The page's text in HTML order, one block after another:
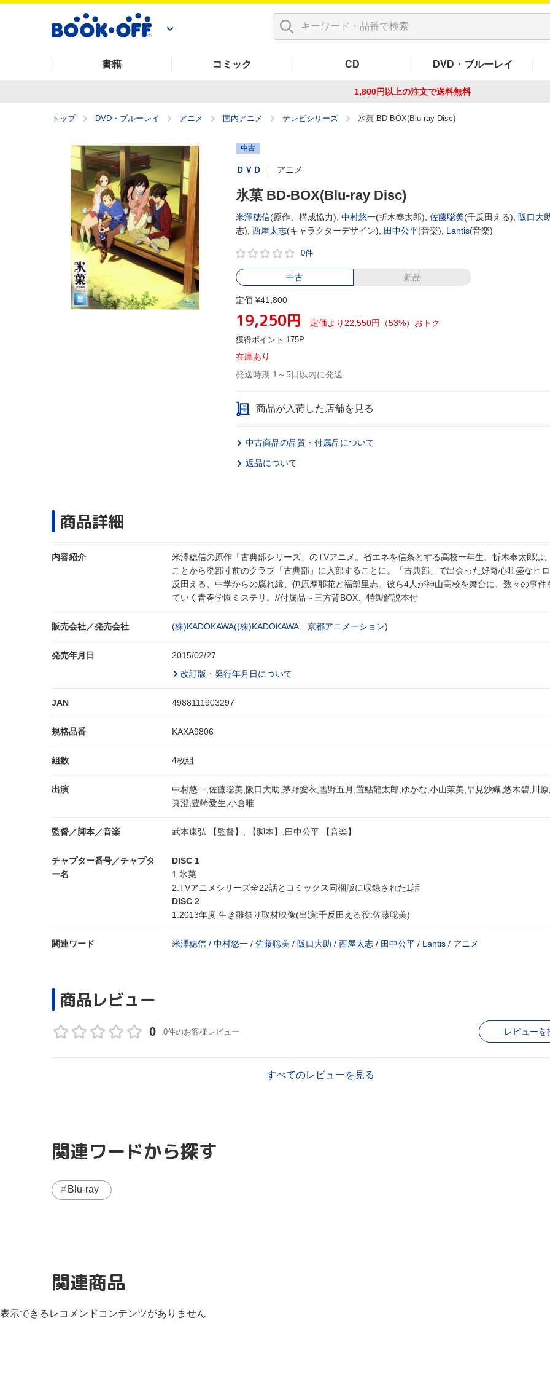
書籍 コミック CD DVD・ブルーレイ
1,800円以上の注文で送料無料
トップ DVD・ブルーレイ アニメ 国内アニメ テレビシリーズ 氷菓 BD-BOX(Blu-ray Disc)
中古
ＤＶＤ アニメ
氷菓 BD-BOX(Blu-ray Disc)
米澤穂信(原作、構成協力), 中村悠一(折木奉太郎), 佐藤聡美(千反田える),
阪口大
志), 西屋太志(キャラクターデザイン), 田中公平(音楽), Lantis(音楽)
0件
中古 新品
定価 ¥41,800
19,250円 定価より22,550円（53%）おトク
獲得ポイント 175P
在庫あり
発送時期 1～5日以内に発送
商品が入荷した店舗を見る
中古商品の品質・付属品について
返品について
商品詳細
内容紹介
米澤穂信の原作「古典部シリーズ」のTVアニメ。省エネを信条とする高校一年生、折木奉太郎は
ことから廃部寸前のクラブ「古典部」に入部することに。「古典部」で出会った好奇心旺盛なヒ
反田える、中学からの腐れ縁、伊原摩耶花と福部里志。彼ら4人が神山高校を舞台に、数々の事件
ていく青春学園ミステリ。//付属品～三方背BOX、特製解説本付
販売会社／発売会社 (株)KADOKAWA((株)KADOKAWA、京都アニメーション)
発売年月日
2015/02/27
改訂版・発行年月日について
JAN 4988111903297
規格品番 KAXA9806
組数 4枚組
出演
中村悠一,佐藤聡美,阪口大助,茅野愛衣,雪野五月,置鮎龍太郎,ゆかな,小山茉美,早見沙織,悠木碧,川
真澄,豊崎愛生,小倉唯
監督／脚本／音楽 武本康弘 【監督】, 【脚本】,田中公平 【音楽】
チャプター番号／チャプタ
ー名
DISC 1
1.氷菓
2.TVアニメシリーズ全22話とコミックス同梱版に収録された1話
DISC 2
1.2013年度 生き雛祭り取材映像(出演:千反田える役:佐藤聡美)
関連ワード 米澤穂信 / 中村悠一 / 佐藤聡美 / 阪口大助 / 西屋太志 / 田中公平 / Lantis / アニメ
商品レビュー
0 0件のお客様レビュー レビューを
すべてのレビューを見る
関連ワードから探す
Blu-ray
関連商品
表示できるレコメンドコンテンツがありません